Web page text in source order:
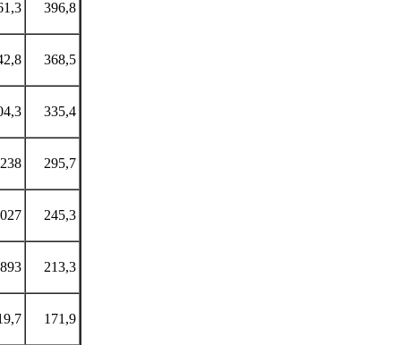
396,8
368,5
335,4
295,7
245,3
893 213,3
171,9